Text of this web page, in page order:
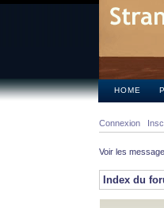
HOME
Connexion
Voir les
Index du